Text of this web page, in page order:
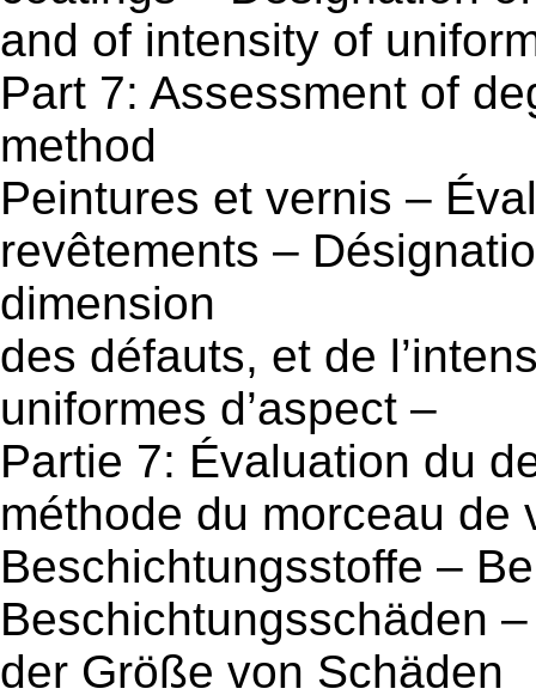
and of intensity of
Part 7: Assessment of
method
Peintures et vernis –
revêtements –
dimension
des défauts, et de
uniformes d’aspect –
Partie 7: Évaluation du
méthode du morceau de
Beschichtungsstoffe –
Beschichtungsschäden
der Größe von Schäden